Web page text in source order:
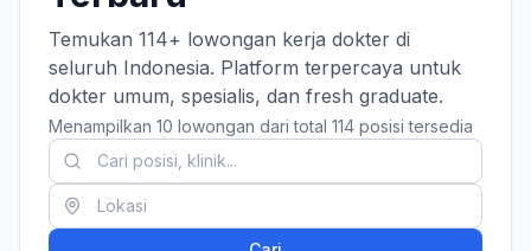
Temukan 114+ lowongan kerja dokter di
seluruh Indonesia. Platform terpercaya untuk
dokter umum, spesialis, dan fresh graduate.
Menampilkan 10 lowongan dari total 114 posisi tersedia